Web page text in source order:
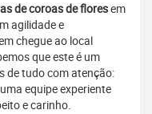
de coroas de floresem
agilidade e
chegue ao local
que este é um
de tudo com atenção:
equipe experiente
e carinho.